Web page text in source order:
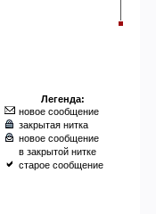
Легенда:
новое сообщение
закрытая нитка
новое сообщение
в закрытой нитке
старое сообщение